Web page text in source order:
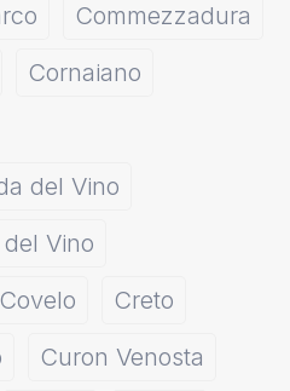
Commezzadura
Cornaiano
del Vino
Vino
Covelo
Creto
Curon Venosta